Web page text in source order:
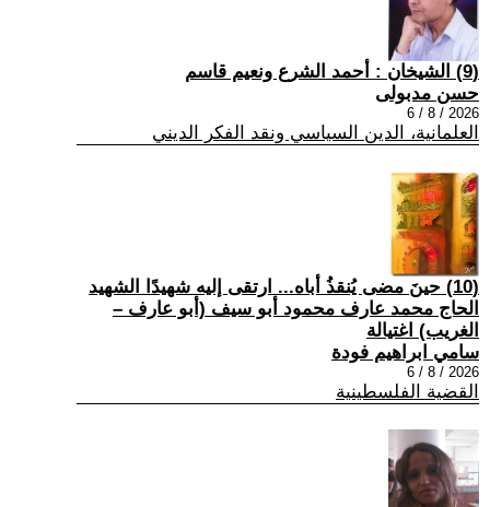
(9) الشيخان : أحمد الشرع ونعيم قاسم
حسن مدبولى
2026 / 8 / 6
العلمانية، الدين السياسي ونقد الفكر الديني
(10) حينَ مضى يُنقذُ أباه... ارتقى إليه شهيدًا الشهيد
الحاج محمد عارف محمود أبو سيف (أبو عارف –
الغريب) اغتيالة
سامي ابراهيم فودة
2026 / 8 / 6
القضية الفلسطينية